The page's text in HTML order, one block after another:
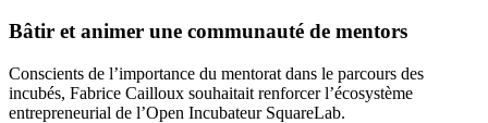
Bâtir et animer une communauté de mentors
Conscients de l’importance du mentorat dans le parcours des
incubés, Fabrice Cailloux souhaitait renforcer l’écosystème
entrepreneurial de l’Open Incubateur SquareLab.